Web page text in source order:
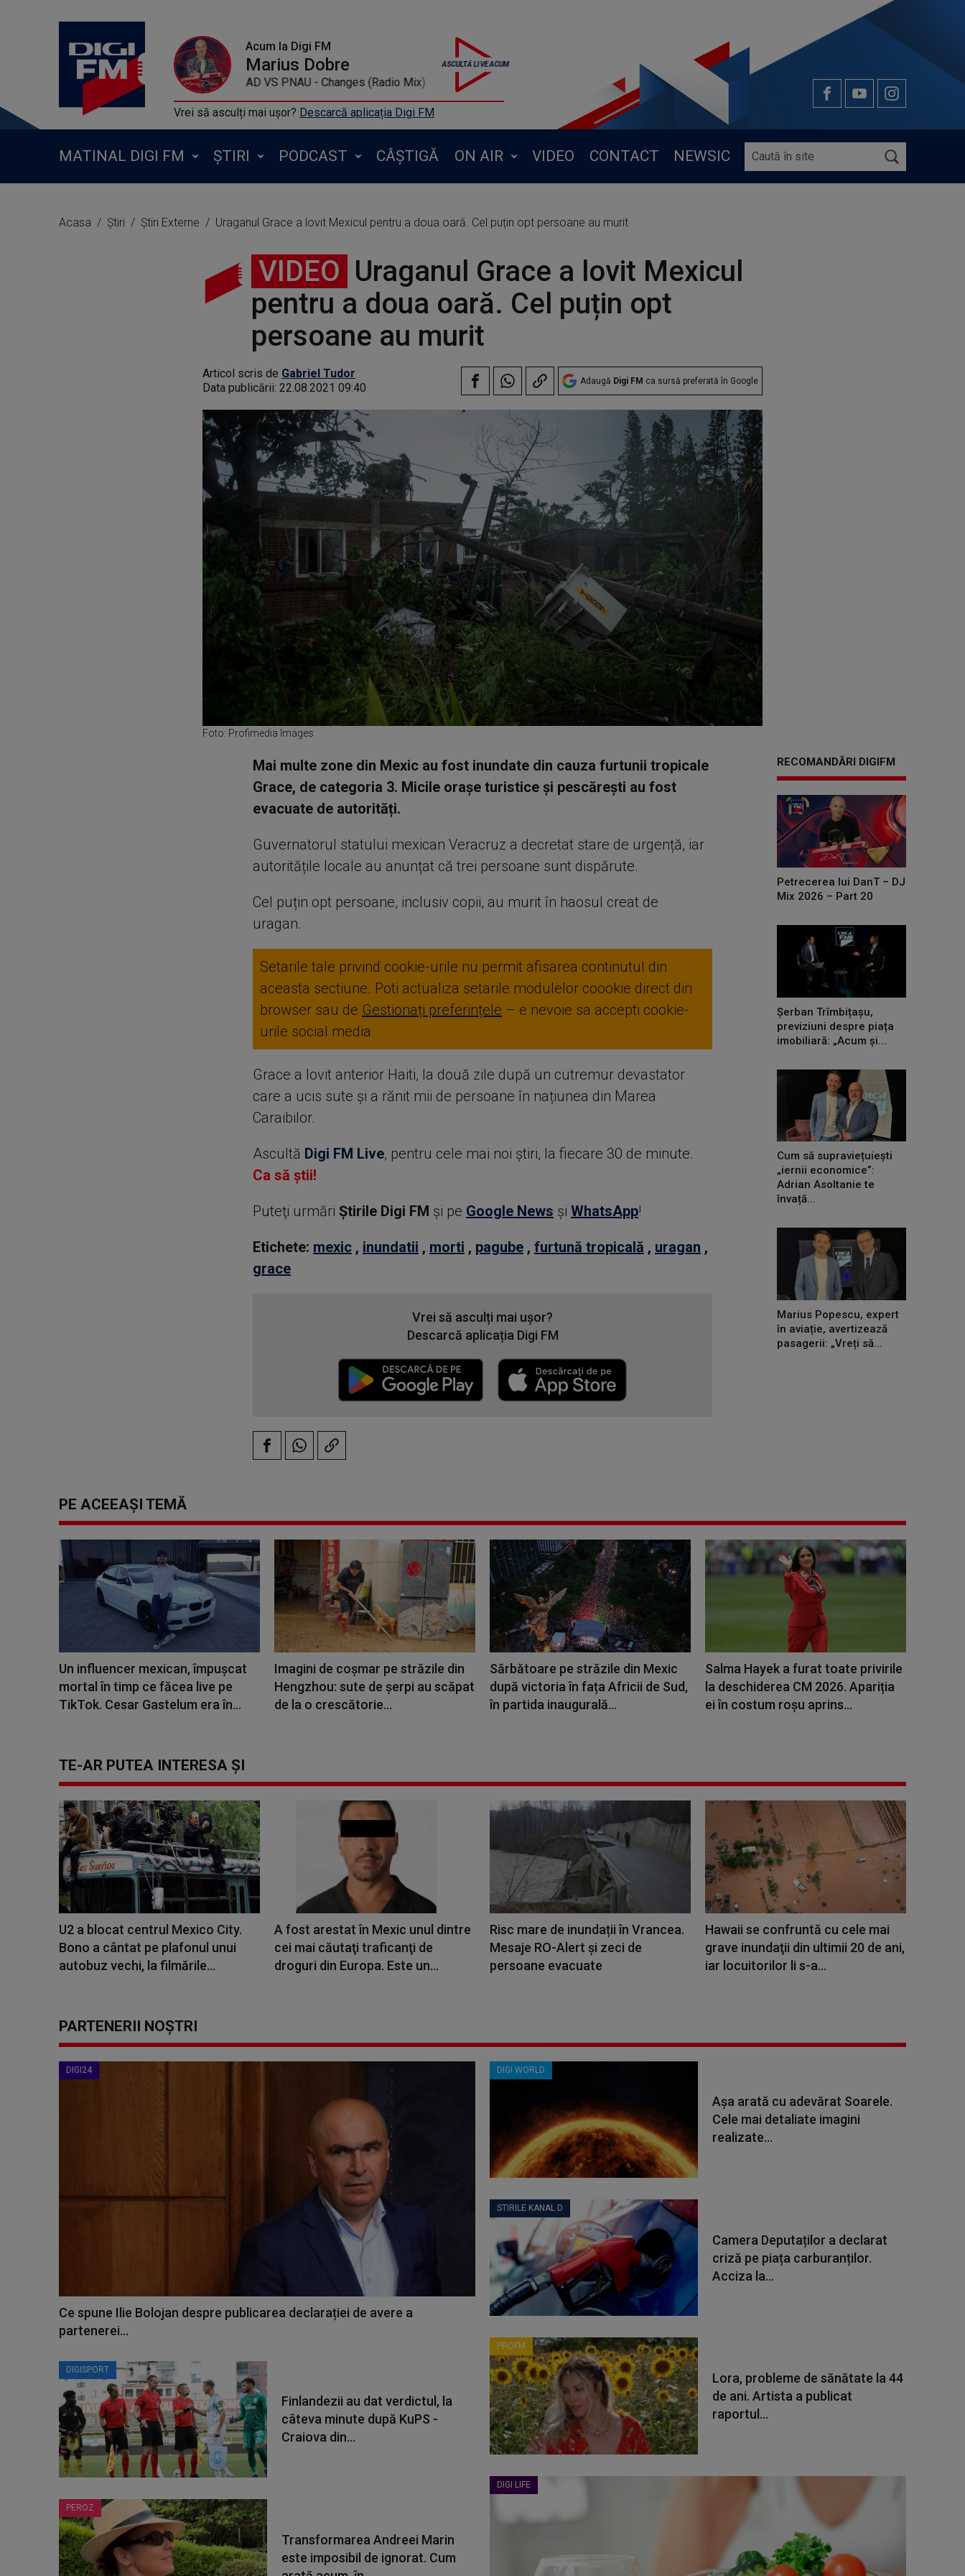
Acum la Digi FM
Marius Dobre
FAUL & WAD AD VS PNAU - Changes (Radio Mix)
Vrei să asculți mai ușor? Descarcă aplicația Digi FM
MATINAL DIGI FM ȘTIRI PODCAST CÂȘTIGĂ ON AIR VIDEO CONTACT NEWSIC
Acasa Știri Știri Externe Uraganul Grace a lovit Mexicul pentru a doua oară. Cel puțin opt persoane au murit
VIDEO Uraganul Grace a lovit Mexicul
pentru a doua oară. Cel puțin opt
persoane au murit
Articol scris de Gabriel Tudor
Data publicării: 22.08.2021 09:40 Adaugă Digi FM ca sursă preferată în Google
Foto: Profimedia Images
Mai multe zone din Mexic au fost inundate din cauza furtunii tropicale
Grace, de categoria 3. Micile orașe turistice și pescărești au fost
evacuate de autorități.
Guvernatorul statului mexican Veracruz a decretat stare de urgență, iar
autoritățile locale au anunțat că trei persoane sunt dispărute.
Cel puțin opt persoane, inclusiv copii, au murit în haosul creat de
uragan.
Setarile tale privind cookie-urile nu permit afisarea continutul din
aceasta sectiune. Poti actualiza setarile modulelor coookie direct din
browser sau de Gestionați preferințele – e nevoie sa accepti cookie-
urile social media
Grace a lovit anterior Haiti, la două zile după un cutremur devastator
care a ucis sute și a rănit mii de persoane în națiunea din Marea
Caraibilor.
Ascultă Digi FM Live, pentru cele mai noi știri, la fiecare 30 de minute.
Ca să știi!
Puteţi urmări Știrile Digi FM şi pe Google News şi WhatsApp!
Etichete: mexic, inundatii , morti , pagube, furtună tropicală , uragan ,
grace
Vrei să asculți mai ușor?
Descarcă aplicația Digi FM
RECOMANDĂRI DIGIFM
Petrecerea lui DanT – DJ
Mix 2026 – Part 20
Șerban Trîmbițașu,
previziuni despre piața
imobiliară: „Acum și...
Cum să supraviețuiești
„iernii economice”:
Adrian Asoltanie te
învață...
Marius Popescu, expert
în aviație, avertizează
pasagerii: „Vreți să...
PE ACEEAȘI TEMĂ
Un influencer mexican, împușcat
mortal în timp ce făcea live pe
TikTok. Cesar Gastelum era în...
Imagini de coșmar pe străzile din
Hengzhou: sute de șerpi au scăpat
de la o crescătorie...
Sărbătoare pe străzile din Mexic
după victoria în fața Africii de Sud,
în partida inaugurală...
Salma Hayek a furat toate privirile
la deschiderea CM 2026. Apariția
ei în costum roșu aprins...
TE-AR PUTEA INTERESA ȘI
U2 a blocat centrul Mexico City.
Bono a cântat pe plafonul unui
autobuz vechi, la filmările...
A fost arestat în Mexic unul dintre
cei mai căutaţi traficanţi de
droguri din Europa. Este un...
Risc mare de inundații în Vrancea.
Mesaje RO-Alert și zeci de
persoane evacuate
Hawaii se confruntă cu cele mai
grave inundaţii din ultimii 20 de ani,
iar locuitorilor li s-a...
PARTENERII NOȘTRI
DIGI24
Ce spune Ilie Bolojan despre publicarea declarației de avere a
partenerei...
DIGISPORT
Finlandezii au dat verdictul, la
câteva minute după KuPS -
Craiova din...
PEROZ
Transformarea Andreei Marin
este imposibil de ignorat. Cum
DIGI WORLD
Așa arată cu adevărat Soarele.
Cele mai detaliate imagini
realizate...
STIRILE KANAL D
Camera Deputaților a declarat
criză pe piața carburanților.
Acciza la...
PROFM
Lora, probleme de sănătate la 44
de ani. Artista a publicat
raportul...
DIGI LIFE